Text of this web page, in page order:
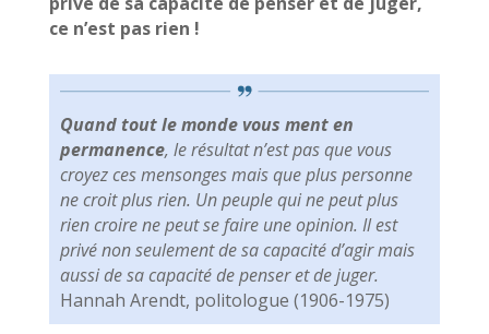
ce n’est pas rien !
Quand tout le monde vous ment en
permanence, le résultat n’est pas que vous
croyez ces mensonges mais que plus personne
ne croit plus rien. Un peuple qui ne peut plus
rien croire ne peut se faire une opinion. Il est
privé non seulement de sa capacité d’agir mais
aussi de sa capacité de penser et de juger.
Hannah Arendt, politologue (1906-1975)